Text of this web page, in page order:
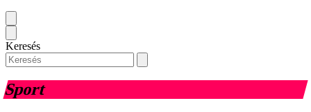
Keresés
Sport